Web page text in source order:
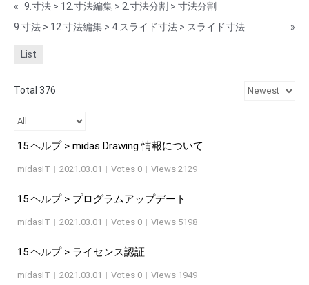
« 9.寸法 > 12.寸法編集 > 2.寸法分割 > 寸法分割
9.寸法 > 12.寸法編集 > 4.スライド寸法 > スライド寸法
»
List
Total 376
15.ヘルプ > midas Drawing 情報について
midasIT | 2021.03.01 | Votes 0 | Views 2129
15.ヘルプ > プログラムアップデート
midasIT | 2021.03.01 | Votes 0 | Views 5198
15.ヘルプ > ライセンス認証
midasIT | 2021.03.01 | Votes 0 | Views 1949